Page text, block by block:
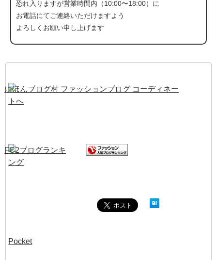
恐れ入りますが営業時間内（10:00〜18:00）に
お電話にてご連絡いただけますよう
よろしくお願い申し上げます
Pocket